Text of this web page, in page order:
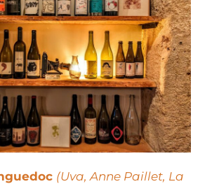
(Uva, Anne Paillet, La